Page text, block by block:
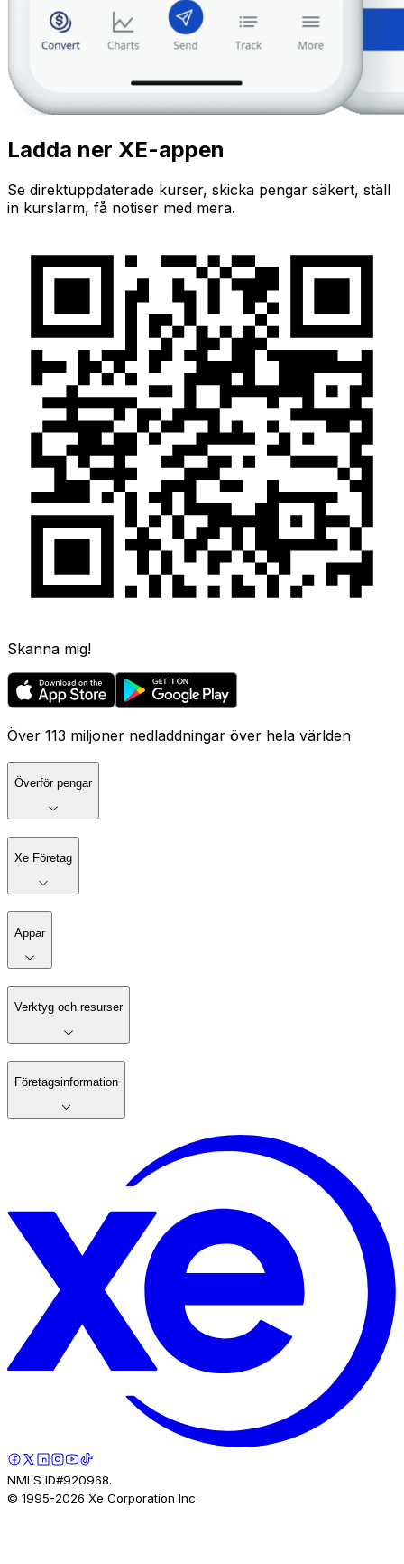
Ladda ner XE-appen
Se direktuppdaterade kurser, skicka pengar säkert, ställ
in kurslarm, få notiser med mera.
Skanna mig!
Över 113 miljoner nedladdningar över hela världen
Överför pengar
Xe Företag
Appar
Verktyg och resurser
Företagsinformation
NMLS ID#920968.
© 1995-2026 Xe Corporation Inc.